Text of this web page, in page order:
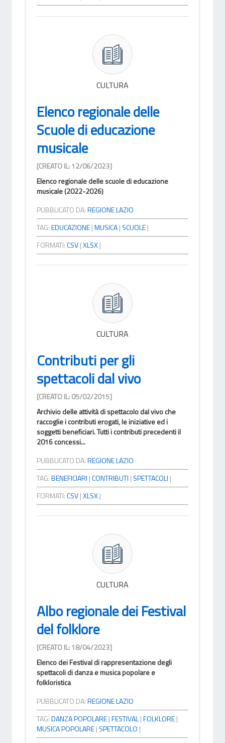
CULTURA
Elenco regionale delle
Scuole di educazione
musicale
[CREATO IL: 12/06/2023]
Elenco regionale delle scuole di educazione
musicale (2022-2026)
PUBBLICATO DA:REGIONE LAZIO
TAG:EDUCAZIONE|MUSICA| SCUOLE|
FORMATI:CSV|XLSX|
CULTURA
Contributi per gli
spettacoli dal vivo
[CREATO IL: 05/02/2015]
Archivio delle attività di spettacolo dal vivo che
raccoglie i contributi erogati, le iniziative ed i
soggetti beneficiari. Tutti i contributi precedenti il
2016 concessi...
PUBBLICATO DA:REGIONE LAZIO
TAG:BENEFICIARI |CONTRIBUTI | SPETTACOLI |
FORMATI:CSV|XLSX|
CULTURA
Albo regionale dei Festival
del folklore
[CREATO IL: 18/04/2023]
Elenco dei Festival di rappresentazione degli
spettacoli di danza e musica popolare e
folkloristica
PUBBLICATO DA:REGIONE LAZIO
TAG:DANZA POPOLARE|FESTIVAL|FOLKLORE|
MUSICA POPOLARE| SPETTACOLO |